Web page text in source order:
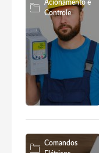
Acionamento e
Controle
Comandos